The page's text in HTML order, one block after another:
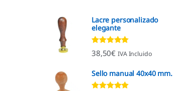
Lacre personalizado
elegante
Valorado con
4.92de 5
38,50€ IVA Incluido
Sello manual 40x40 mm.